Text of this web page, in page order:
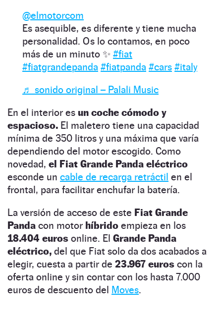
@elmotorcom
Es asequible, es diferente y tiene mucha
personalidad. Os lo contamos, en poco
más de un minuto ✨ #fiat
#fiatgrandepanda #fiatpanda #cars #italy
♬ sonido original – Palali Music
En el interior es un coche cómodo y
espacioso. El maletero tiene una capacidad
mínima de 350 litros y una máxima que varía
dependiendo del motor escogido. Como
novedad, el Fiat Grande Panda eléctrico
esconde un cable de recarga retráctil en el
frontal, para facilitar enchufar la batería.
La versión de acceso de este Fiat Grande
Panda con motor híbrido empieza en los
18.404 euros online. El Grande Panda
eléctrico, del que Fiat solo da dos acabados a
elegir, cuesta a partir de 23.967 euros con la
oferta online y sin contar con los hasta 7.000
euros de descuento del Moves.